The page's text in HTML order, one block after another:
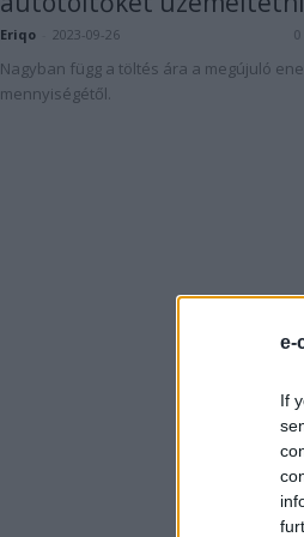
e-
If
Eriqo 2023-09-26
Nagyban függ a töltés ára a megújuló
mennyiségétől.